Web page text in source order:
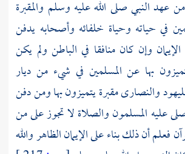
عهد النبي صلى الله عليه وسلم والمقبرة
في حياته وحياة خلفائه وأصحابه يدفن
وإن كان منافقا في الباطن ولم يكن
بها عن المسلمين في شيء من ديار
والنصارىمقبرة يتميزون بها ومن دفن
عليه المسلمون والصلاة لا تجوز على من
فعلم أن ذلك بناء على الإيمان الظاهر والله